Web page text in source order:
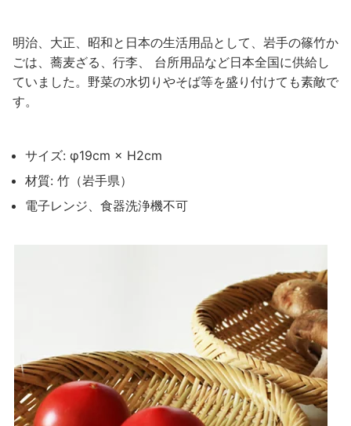
明治、大正、昭和と日本の生活用品として、岩手の篠竹か
ごは、蕎麦ざる、行李、 台所用品など日本全国に供給し
ていました。野菜の水切りやそば等を盛り付けても素敵で
す。
サイズ: φ19cm × H2cm
材質: 竹（岩手県）
電子レンジ、食器洗浄機不可